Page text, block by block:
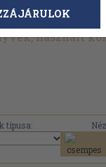
használt
típusa: